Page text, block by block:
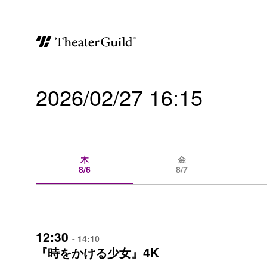
2026/02/27 16:15
木
8/6
金
8/7
12:30 - 14:10
『時をかける少女』 4K